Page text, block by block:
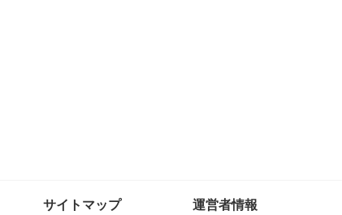
サイトマップ 運営者情報